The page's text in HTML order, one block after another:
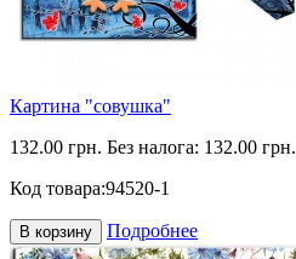
Картина "совушка"
132.00 грн. Без налога: 132.00 грн.
Код товара:94520-1
В корзину Подробнее